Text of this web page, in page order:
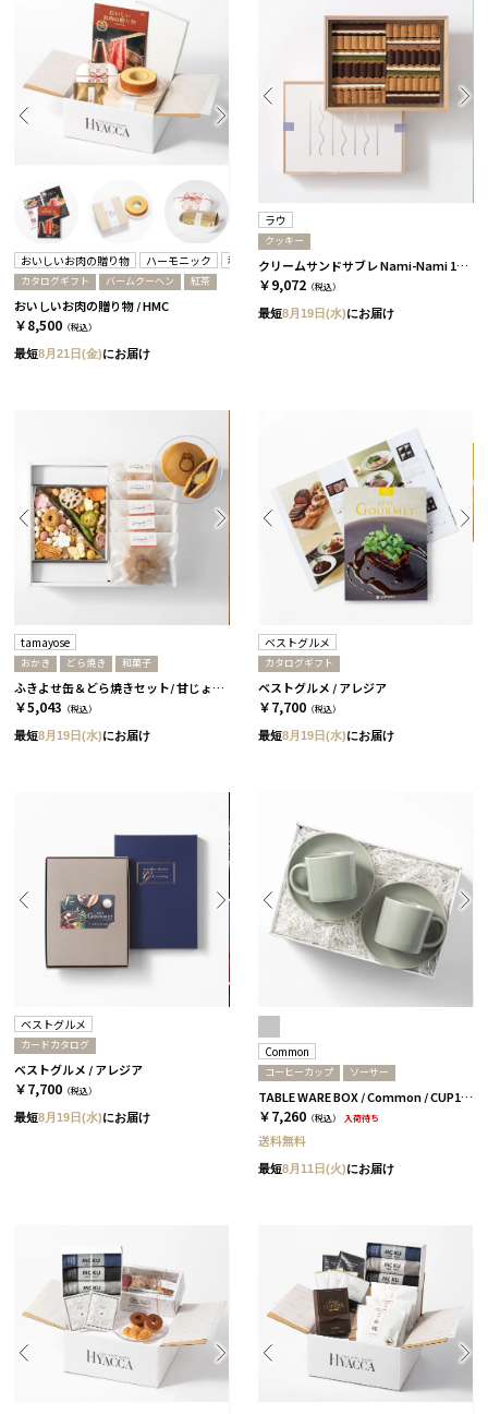
おいしいお肉の贈り物 ハーモニック 秋月園
カタログギフト バームクーヘン 紅茶
おいしいお肉の贈り物 / HMC
￥8,500 （税込）
最短8月21日(金)にお届け
ラウ
クッキー
クリームサンドサブレ Nami-Nami 12本入［ラウ］
￥9,072 （税込）
最短8月19日(水)にお届け
tamayose
おかき どら焼き 和菓子
ふきよせ缶＆どら焼きセット/ 甘じょっぱい缶［tamayose］
￥5,043 （税込）
最短8月19日(水)にお届け
ベストグルメ
カタログギフト
ベストグルメ / アレジア
￥7,700 （税込）
最短8月19日(水)にお届け
ベストグルメ
カードカタログ
ベストグルメ / アレジア
￥7,700 （税込）
最短8月19日(水)にお届け
Common
コーヒーカップ ソーサー
TABLE WARE BOX / Common / CUP180ml&SAUCER / グレー［コモン］
￥7,260 （税込） 入荷待ち
送料無料
最短8月11日(火)にお届け